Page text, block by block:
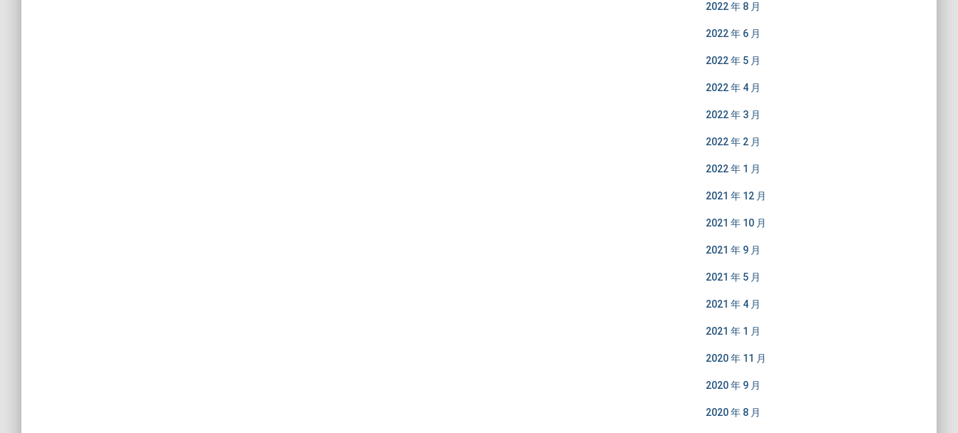
2022 年 8 月
2022 年 6 月
2022 年 5 月
2022 年 4 月
2022 年 3 月
2022 年 2 月
2022 年 1 月
2021 年 12 月
2021 年 10 月
2021 年 9 月
2021 年 5 月
2021 年 4 月
2021 年 1 月
2020 年 11 月
2020 年 9 月
2020 年 8 月